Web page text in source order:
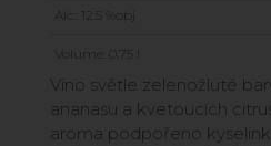
Alc.: 12.5 %obj
Volume: 0.75 l
Víno světle zelenožluté
ananasu a kvetoucích
aroma podpořeno